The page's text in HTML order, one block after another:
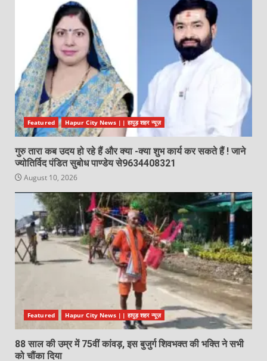
Featured Hapur City News || हापुड़ शहर न्यूज़
गुरु तारा कब उदय हो रहे हैं और क्या -क्या शुभ कार्य कर सकते हैं ! जाने
ज्योतिर्विद पंडित सुबोध पाण्डेय से9634408321
August 10, 2026
Featured Hapur City News || हापुड़ शहर न्यूज़
88 साल की उम्र में 75वीं कांवड़, इस बुजुर्ग शिवभक्त की भक्ति ने सभी
को चौंका दिया